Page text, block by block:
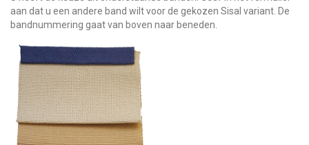
aan dat u een andere band wilt voor de gekozen Sisal variant. De
bandnummering gaat van boven naar beneden.